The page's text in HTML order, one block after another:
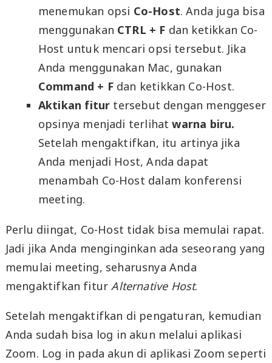
menemukan opsi Co-Host. Anda juga bisa
menggunakan CTRL + F dan ketikkan Co-
Host untuk mencari opsi tersebut. Jika
Anda menggunakan Mac, gunakan
Command + Fdan ketikkan Co-Host.
Aktikan fitur tersebut dengan menggeser
opsinya menjadi terlihatwarna biru.
Setelah mengaktifkan, itu artinya jika
Anda menjadi Host, Anda dapat
menambah Co-Host dalam konferensi
meeting.
Perlu diingat, Co-Host tidak bisa memulai rapat.
Jadi jika Anda menginginkan ada seseorang yang
memulai meeting, seharusnya Anda
mengaktifkan fitur Alternative Host.
Setelah mengaktifkan di pengaturan, kemudian
Anda sudah bisa log in akun melalui aplikasi
Zoom. Log in pada akun di aplikasi Zoom seperti